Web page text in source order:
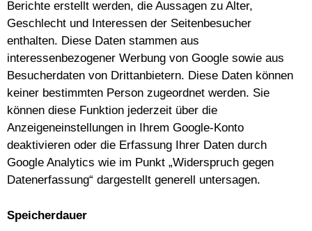
Berichte erstellt werden, die Aussagen zu Alter,
Geschlecht und Interessen der Seitenbesucher
enthalten. Diese Daten stammen aus
interessenbezogener Werbung von Google sowie aus
Besucherdaten von Drittanbietern. Diese Daten können
keiner bestimmten Person zugeordnet werden. Sie
können diese Funktion jederzeit über die
Anzeigeneinstellungen in Ihrem Google-Konto
deaktivieren oder die Erfassung Ihrer Daten durch
Google Analytics wie im Punkt „Widerspruch gegen
Datenerfassung“ dargestellt generell untersagen.
Speicherdauer